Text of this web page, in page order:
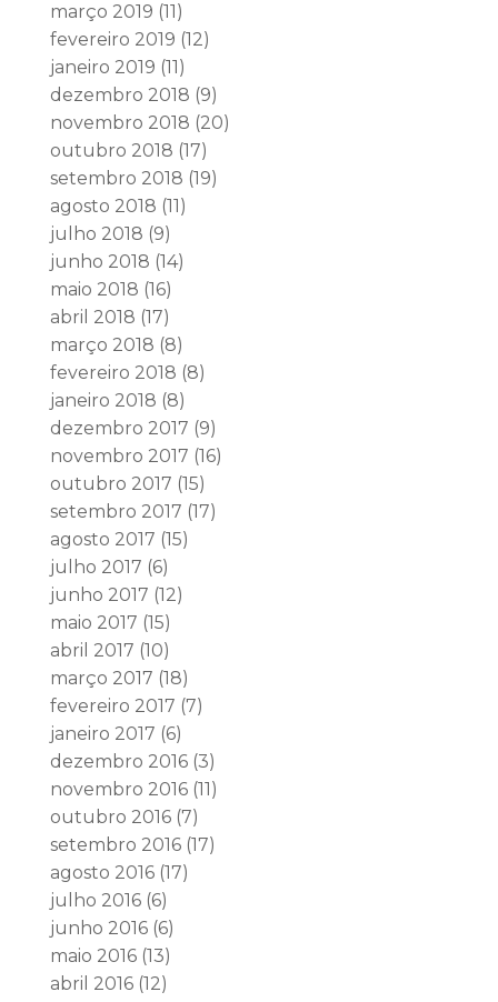
março 2019 (11)
fevereiro 2019 (12)
janeiro 2019 (11)
dezembro 2018 (9)
novembro 2018 (20)
outubro 2018 (17)
setembro 2018 (19)
agosto 2018 (11)
julho 2018 (9)
junho 2018 (14)
maio 2018 (16)
abril 2018 (17)
março 2018 (8)
fevereiro 2018 (8)
janeiro 2018 (8)
dezembro 2017 (9)
novembro 2017 (16)
outubro 2017 (15)
setembro 2017 (17)
agosto 2017 (15)
julho 2017 (6)
junho 2017 (12)
maio 2017 (15)
abril 2017 (10)
março 2017 (18)
fevereiro 2017 (7)
janeiro 2017 (6)
dezembro 2016(3)
novembro 2016(11)
outubro 2016(7)
setembro 2016(17)
agosto 2016(17)
julho 2016(6)
junho 2016(6)
maio 2016(13)
abril 2016(12)